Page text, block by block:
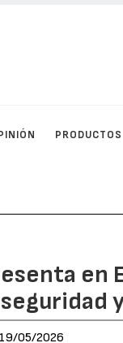
PRODUCTOS
en
19/05/2026